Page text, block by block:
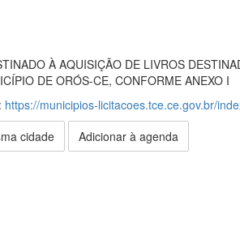
À AQUISIÇÃO DE LIVROS
DE ORÓS-CE, CONFORME ANEXO I
https://municipios-licitacoes.tce.ce.gov.br/
cidade Adicionar à agenda